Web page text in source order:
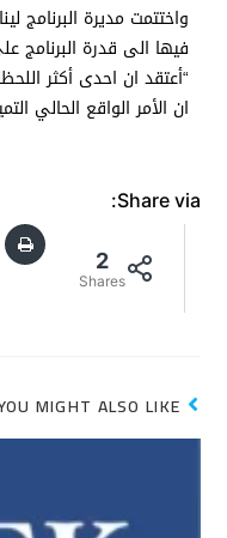
واختتمت مديرة البرنامج
فيها الى قدرة البرنامج
“أعتقد ان احدى أكثر
ان الأمر الواقع الحالي
Share via:
2
Shares
MIGHT ALSO LIKE